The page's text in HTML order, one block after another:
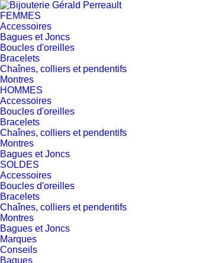
FEMMES
Accessoires
Bagues et Joncs
Boucles d'oreilles
Bracelets
Chaînes, colliers et pendentifs
Montres
HOMMES
Accessoires
Boucles d'oreilles
Bracelets
Chaînes, colliers et pendentifs
Montres
Bagues et Joncs
SOLDES
Accessoires
Boucles d'oreilles
Bracelets
Chaînes, colliers et pendentifs
Montres
Bagues et Joncs
Marques
Conseils
Bagues